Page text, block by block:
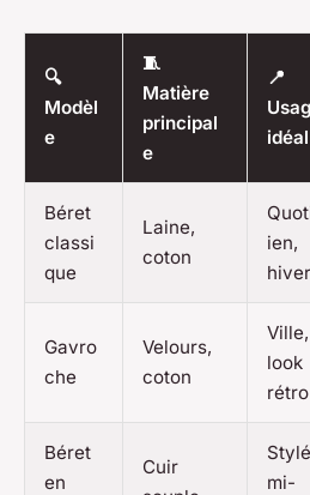
🔍
Modèl
e
🧵
Matière
principal
e
📍
idéal
Béret
classi
que
Laine,
coton
ien,
hiver
Gavro
che
Velours,
coton
Ville,
look
rétro
Béret
en
Cuir
mi-